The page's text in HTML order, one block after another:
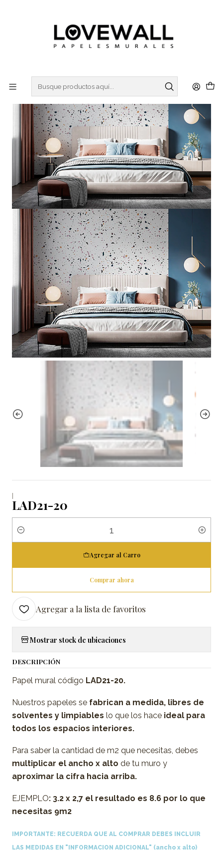
MADERA & LADRILLOS LADRILLOS
|
LAD21-20
Cantidad
Agregar al Carro
Comprar ahora
Agregar a la lista de favoritos
Mostrar stock de ubicaciones
DESCRIPCIÓN
Papel mural código LAD21-20.
Nuestros papeles se fabrican a medida, libres de
solventes y limpiables lo que los hace ideal para
todos los espacios interiores.
Para saber la cantidad de m2 que necesitas, debes
multiplicar el ancho x alto de tu muro y
aproximar la cifra hacia arriba.
EJEMPLO: 3.2 x 2,7 el resultado es 8.6 por lo que
necesitas 9m2
IMPORTANTE: RECUERDA QUE AL COMPRAR DEBES INCLUIR
LAS MEDIDAS EN "INFORMACION ADICIONAL" (ancho x alto)